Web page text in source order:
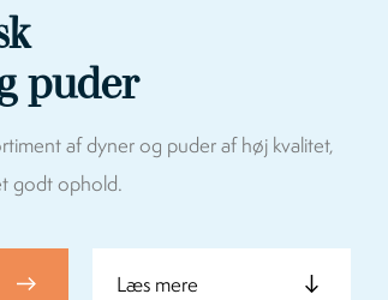
puder
af dyner og puder af høj kvalitet,
godt ophold.
Læs mere